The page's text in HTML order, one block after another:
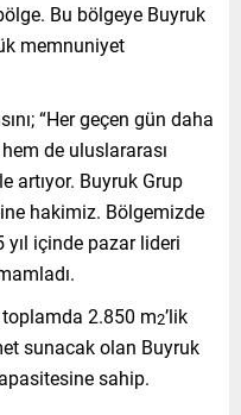
Bu bölgeye Buyruk
memnuniyet
“Her geçen gün daha
de uluslararası
artıyor. Buyruk Grup
hakimiz. Bölgemizde
içinde pazar lideri
2.850 m2’lik
sunacak olan Buyruk
sahip.